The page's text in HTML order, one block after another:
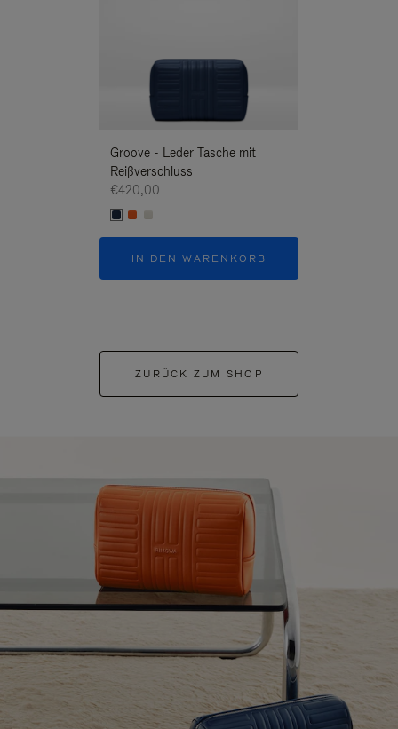
Groove - Leder Tasche mit
Reißverschluss
€420,00
IN DEN WARENKORB
ZURÜCK ZUM SHOP